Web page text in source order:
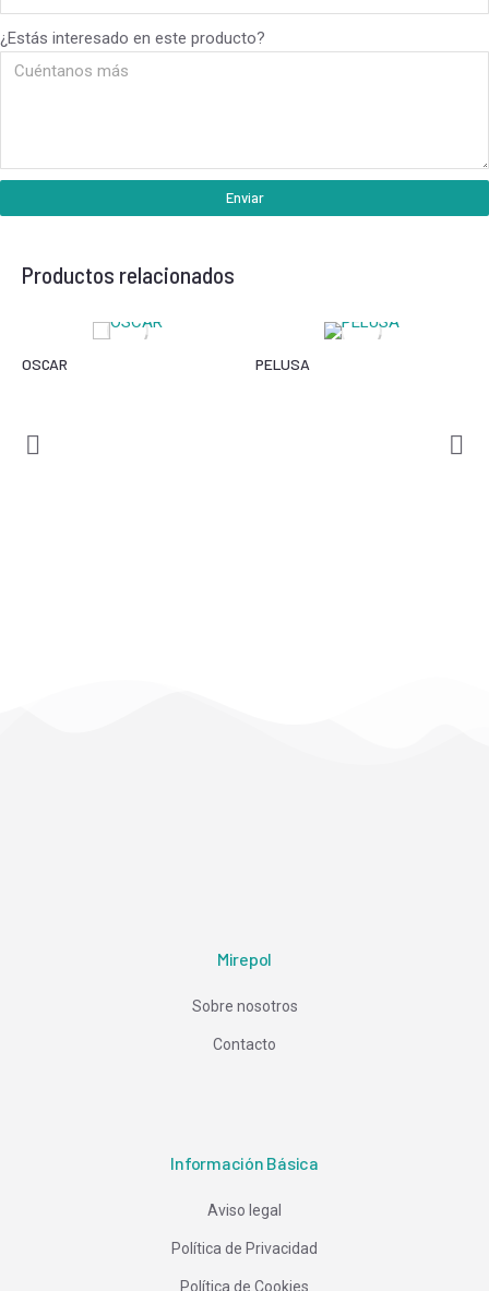
¿Estás interesado en este producto?
Enviar
Productos relacionados
OSCAR PELUSA
Mirepol
Sobre nosotros
Contacto
Información Básica
Aviso legal
Política de Privacidad
Política de Cookies